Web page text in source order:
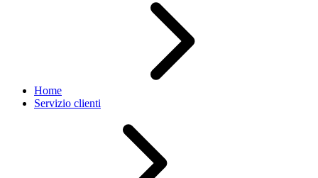
Home
Servizio clienti